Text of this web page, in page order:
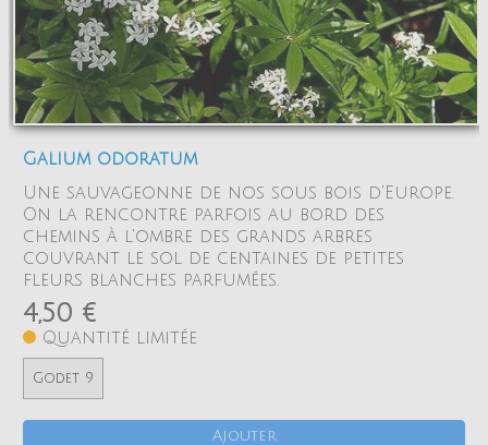
Galium odoratum
Une sauvageonne de nos sous bois d'Europe.
On la rencontre parfois au bord des
chemins à l'ombre des grands arbres
couvrant le sol de centaines de petites
fleurs blanches parfumées.
4,50 €
Quantité limitée
Godet 9
Ajouter